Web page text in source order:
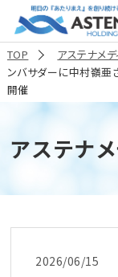
TOP アステナメデ
ンバサダーに中村嶺亜
開催
アステナ
2026/06/15